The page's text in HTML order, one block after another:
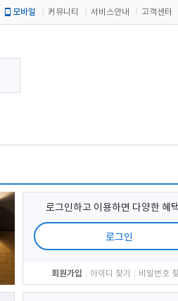
모바일 커뮤니티 서비스안내 고객센터
로그인하고 이용하면 다양한 혜
로그인
회원가입 아이디 찾기 비밀번호 찾